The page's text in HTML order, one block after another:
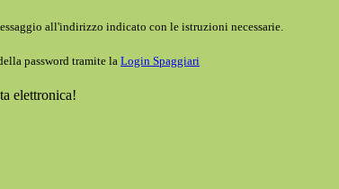
all'indirizzo indicato con le istruzioni necessarie.
password tramite la Login Spaggiari
elettronica!